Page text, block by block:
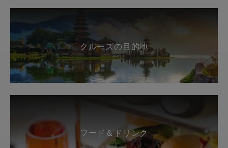
クルーズの目的地
フード＆ドリンク